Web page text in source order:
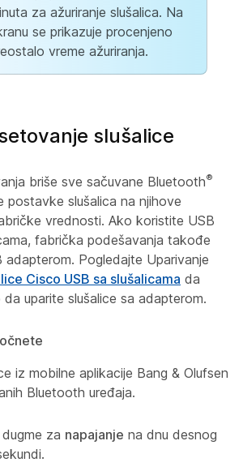
za ažuriranje slušalica. Na
se prikazuje procenjeno
vreme ažuriranja.
slušalice
briše sve sačuvane Bluetooth®
postavke slušalica na njihove
vrednosti. Ako koristite USB
fabrička podešavanja takođe
adapterom. Pogledajte Uparivanje
Cisco USB sa slušalicama da
uparite slušalice sa adapterom.
iz mobilne aplikacije Bang & Olufsen
Bluetooth uređaja.
za napajanje na dnu desnog